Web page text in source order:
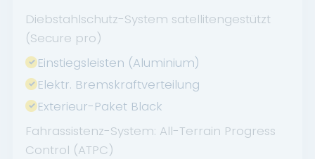
Diebstahlschutz-System satellitengestützt
(Secure pro)
Einstiegsleisten (Aluminium)
Elektr. Bremskraftverteilung
Exterieur-Paket Black
Fahrassistenz-System: All-Terrain Progress
Control (ATPC)